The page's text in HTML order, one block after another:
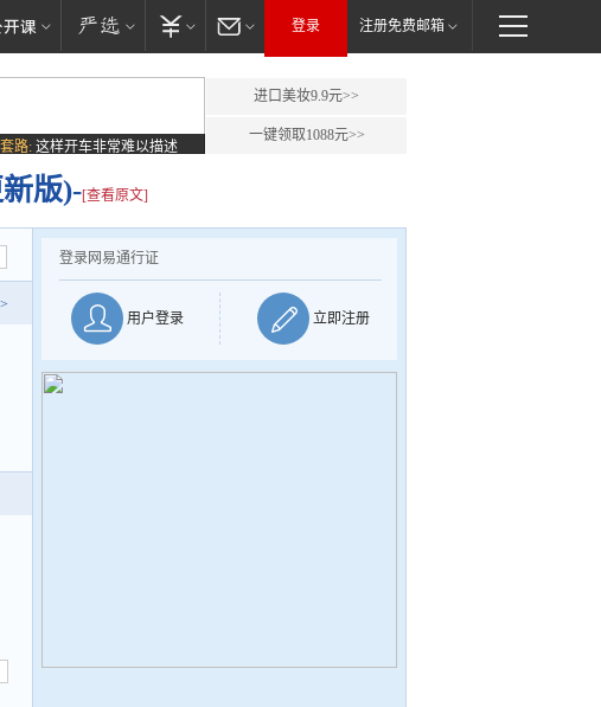
登录 注册免费邮箱
路: 这样开车非常难以描述
进口美妆9.9元>>
一键领取1088元>>
版)-[查看原文]
登录网易通行证
用户登录 立即注册